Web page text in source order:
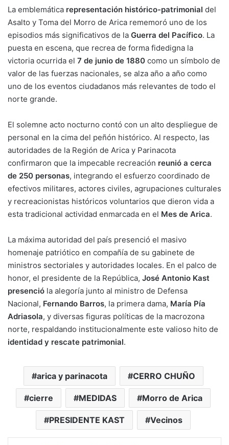
La emblemática representación histórico-patrimonial del
Asalto y Toma del Morro de Arica rememoró uno de los
episodios más significativos de la Guerra del Pacífico. La
puesta en escena, que recrea de forma fidedigna la
victoria ocurrida el 7 de junio de 1880 como un símbolo de
valor de las fuerzas nacionales, se alza año a año como
uno de los eventos ciudadanos más relevantes de todo el
norte grande.
El solemne acto nocturno contó con un alto despliegue de
personal en la cima del peñón histórico. Al respecto, las
autoridades de la Región de Arica y Parinacota
confirmaron que la impecable recreación reunió a cerca
de 250 personas, integrando el esfuerzo coordinado de
efectivos militares, actores civiles, agrupaciones culturales
y recreacionistas históricos voluntarios que dieron vida a
esta tradicional actividad enmarcada en el Mes de Arica.
La máxima autoridad del país presenció el masivo
homenaje patriótico en compañía de su gabinete de
ministros sectoriales y autoridades locales. En el palco de
honor, el presidente de la República, José Antonio Kast
presenció la alegoría junto al ministro de Defensa
Nacional, Fernando Barros, la primera dama, María Pía
Adriasola, y diversas figuras políticas de la macrozona
norte, respaldando institucionalmente este valioso hito de
identidad y rescate patrimonial.
arica y parinacota CERRO CHUÑO
cierre MEDIDAS Morro de Arica
PRESIDENTE KAST Vecinos